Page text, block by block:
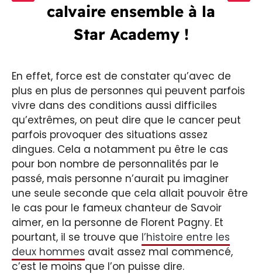
calvaire ensemble à la
Star Academy !
En effet, force est de constater qu’avec de
plus en plus de personnes qui peuvent parfois
vivre dans des conditions aussi difficiles
qu’extrêmes, on peut dire que le cancer peut
parfois provoquer des situations assez
dingues. Cela a notamment pu être le cas
pour bon nombre de personnalités par le
passé, mais personne n’aurait pu imaginer
une seule seconde que cela allait pouvoir être
le cas pour le fameux chanteur de Savoir
aimer, en la personne de Florent Pagny. Et
pourtant, il se trouve que l’histoire entre les
deux hommes avait assez mal commencé,
c’est le moins que l’on puisse dire.